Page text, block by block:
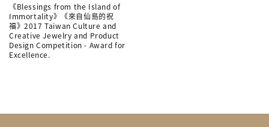
《Blessings from the Island of
Immortality》《來自仙島的祝
福》2017 Taiwan Culture and
Creative Jewelry and Product
Design Competition - Award for
Excellence.